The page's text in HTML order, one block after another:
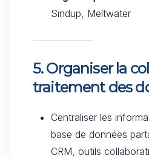
Sindup, Meltwater
5.Organiser la
traitement des
Centraliser les
base de données
CRM, outils